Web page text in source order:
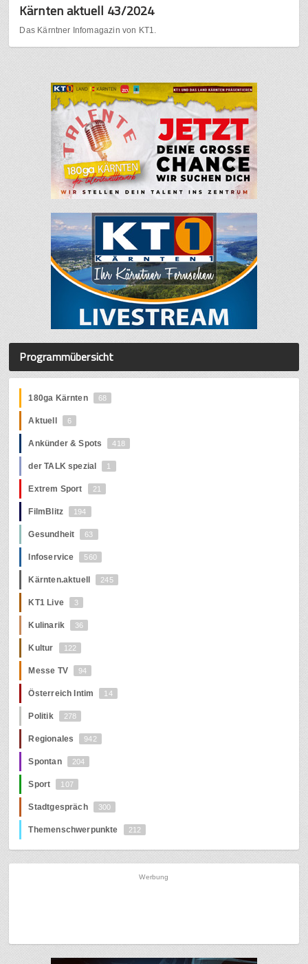
Kärnten aktuell 43/2024
Das Kärntner Infomagazin von KT1.
Programmübersicht
180ga Kärnten 68
Aktuell 6
Ankünder & Spots 418
der TALK spezial 1
Extrem Sport 21
FilmBlitz 194
Gesundheit 63
Infoservice 560
Kärnten.aktuell 245
KT1 Live 3
Kulinarik 36
Kultur 122
Messe TV 94
Österreich Intim 14
Politik 278
Regionales 942
Spontan 204
Sport 107
Stadtgespräch 300
Themenschwerpunkte 212
Werbung